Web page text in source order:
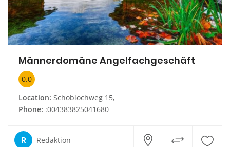
Männerdomäne Angelfachgeschäft
0.0
Location: Schoblochweg 15,
Phone: :004383825041680
R Redaktion